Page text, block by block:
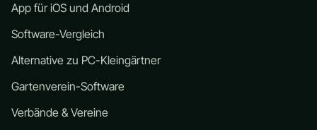
App für iOS und Android
Software-Vergleich
Alternative zu PC-Kleingärtner
Gartenverein-Software
Verbände & Vereine